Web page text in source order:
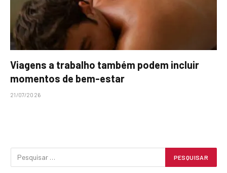
Viagens a trabalho também podem incluir
momentos de bem-estar
21/07/2026